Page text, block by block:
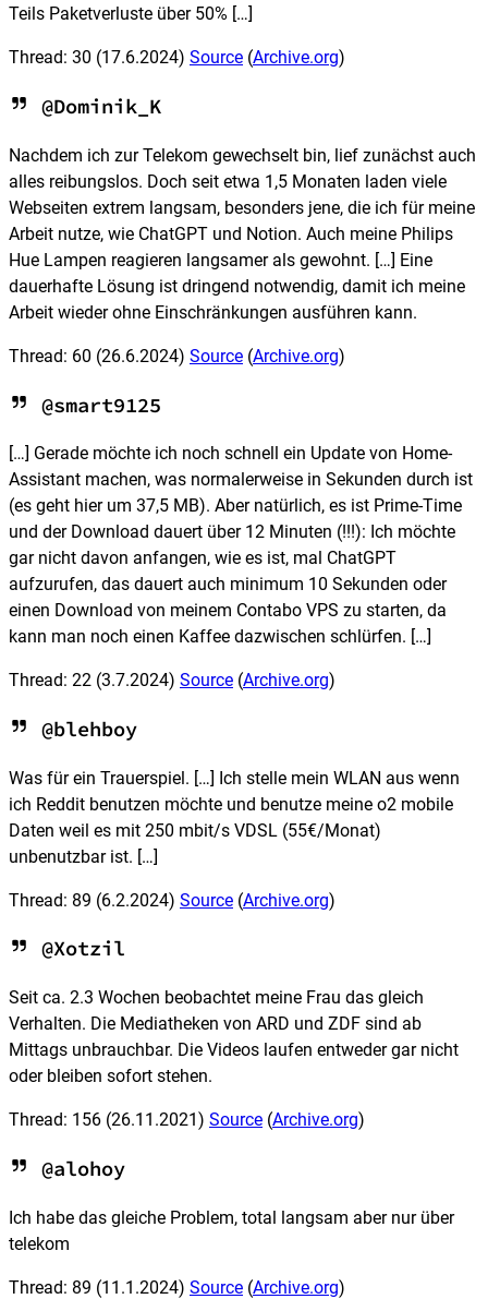
Teils Paketverluste über 50% […]
Thread: 30 (17.6.2024) Source (Archive.org)
@Dominik_K
Nachdem ich zur Telekom gewechselt bin, lief zunächst auch
alles reibungslos. Doch seit etwa 1,5 Monaten laden viele
Webseiten extrem langsam, besonders jene, die ich für meine
Arbeit nutze, wie ChatGPT und Notion. Auch meine Philips
Hue Lampen reagieren langsamer als gewohnt. […] Eine
dauerhafte Lösung ist dringend notwendig, damit ich meine
Arbeit wieder ohne Einschränkungen ausführen kann.
Thread: 60 (26.6.2024) Source (Archive.org)
@smart9125
[…] Gerade möchte ich noch schnell ein Update von Home-
Assistant machen, was normalerweise in Sekunden durch ist
(es geht hier um 37,5 MB). Aber natürlich, es ist Prime-Time
und der Download dauert über 12 Minuten (!!!): Ich möchte
gar nicht davon anfangen, wie es ist, mal ChatGPT
aufzurufen, das dauert auch minimum 10 Sekunden oder
einen Download von meinem Contabo VPS zu starten, da
kann man noch einen Kaffee dazwischen schlürfen. […]
Thread: 22 (3.7.2024) Source (Archive.org)
@blehboy
Was für ein Trauerspiel. […] Ich stelle mein WLAN aus wenn
ich Reddit benutzen möchte und benutze meine o2 mobile
Daten weil es mit 250 mbit/s VDSL (55€/Monat)
unbenutzbar ist. […]
Thread: 89 (6.2.2024) Source (Archive.org)
@Xotzil
Seit ca. 2.3 Wochen beobachtet meine Frau das gleich
Verhalten. Die Mediatheken von ARD und ZDF sind ab
Mittags unbrauchbar. Die Videos laufen entweder gar nicht
oder bleiben sofort stehen.
Thread: 156 (26.11.2021) Source (Archive.org)
@alohoy
Ich habe das gleiche Problem, total langsam aber nur über
telekom
Thread: 89 (11.1.2024) Source (Archive.org)